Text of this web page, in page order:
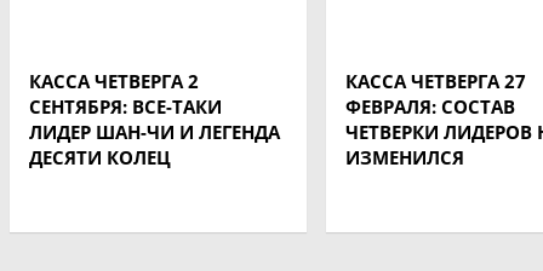
КАССА ЧЕТВЕРГА 2
СЕНТЯБРЯ: ВСЕ-ТАКИ
ЛИДЕР ШАН-ЧИ И ЛЕГЕНДА
ДЕСЯТИ КОЛЕЦ
КАССА ЧЕТВЕРГА 27
ФЕВРАЛЯ: СОСТАВ
ЧЕТВЕРКИ ЛИДЕРОВ
ИЗМЕНИЛСЯ